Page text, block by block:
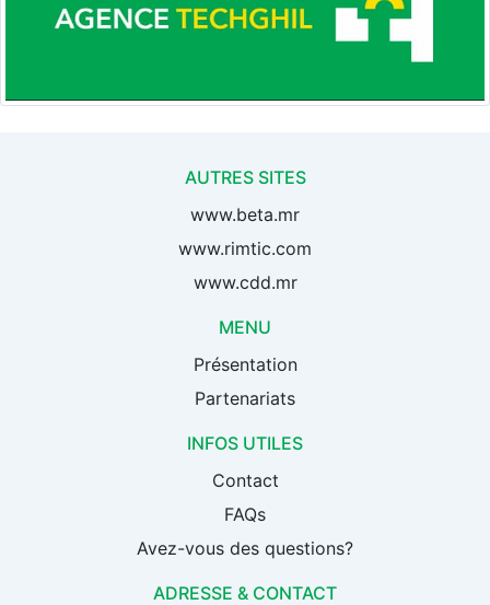
AUTRES SITES
www.beta.mr
www.rimtic.com
www.cdd.mr
MENU
Présentation
Partenariats
INFOS UTILES
Contact
FAQs
Avez-vous des questions?
ADRESSE & CONTACT